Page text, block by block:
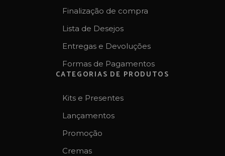
Finalização de compra
Lista de Desejos
Entregas e Devoluções
Formas de Pagamentos
CATEGORIAS DE PRODUTOS
Kits e Presentes
Lançamentos
Promoção
Cremas